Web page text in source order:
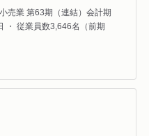
売業 第63期（連結）会計期
・ 従業員数3,646名（前期